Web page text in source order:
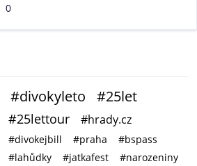
0
#divokyleto
#25let
#25lettour
#hrady.cz
#divokejbill #praha
#bspass
#lahůdky #jatkafest
#narozeniny